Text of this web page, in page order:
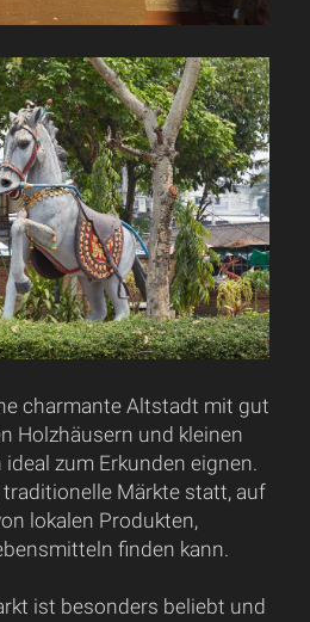
charmante Altstadt mit gut
Holzhäusern und kleinen
zum Erkunden eignen.
Märkte statt, auf
lokalen Produkten,
finden kann.
ist besonders beliebt und